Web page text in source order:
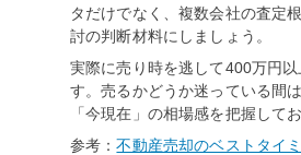
タだけでなく、複数会社の査定
討の判断材料にしましょう。
実際に売り時を逃して400万円
す。売るかどうか迷っている間
「今現在」の相場感を把握して
参考：不動産売却のベストタイ